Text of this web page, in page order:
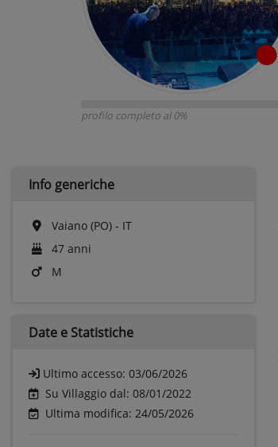
profilo completo al 0%
Info generiche
Vaiano (PO) - IT
47 anni
M
Date e Statistiche
Ultimo accesso: 03/06/2026
Su Villaggio dal: 08/01/2022
Ultima modifica: 24/05/2026